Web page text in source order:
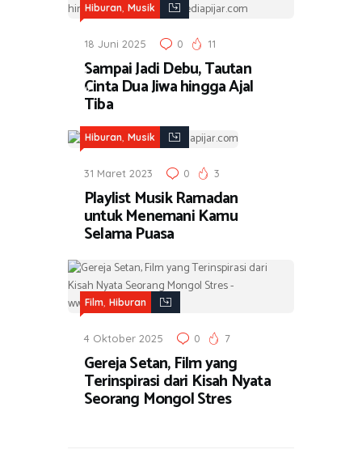
M
s
i
k
Hiburan, Musik
18 Juni 2025 0 11
Sampai Jadi Debu, Tautan
Cinta Dua Jiwa hingga Ajal
Tiba
Hiburan, Musik
31 Maret 2023 0 3
Playlist Musik Ramadan
untuk Menemani Kamu
Selama Puasa
Film, Hiburan
4 Oktober 2025 0 7
Gereja Setan, Film yang
Terinspirasi dari Kisah Nyata
Seorang Mongol Stres